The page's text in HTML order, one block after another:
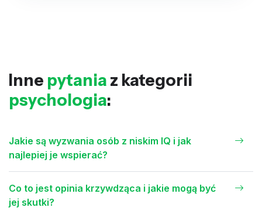
Inne pytania z kategorii
psychologia:
Jakie są wyzwania osób z niskim IQ i jak
najlepiej je wspierać?
Co to jest opinia krzywdząca i jakie mogą być
jej skutki?